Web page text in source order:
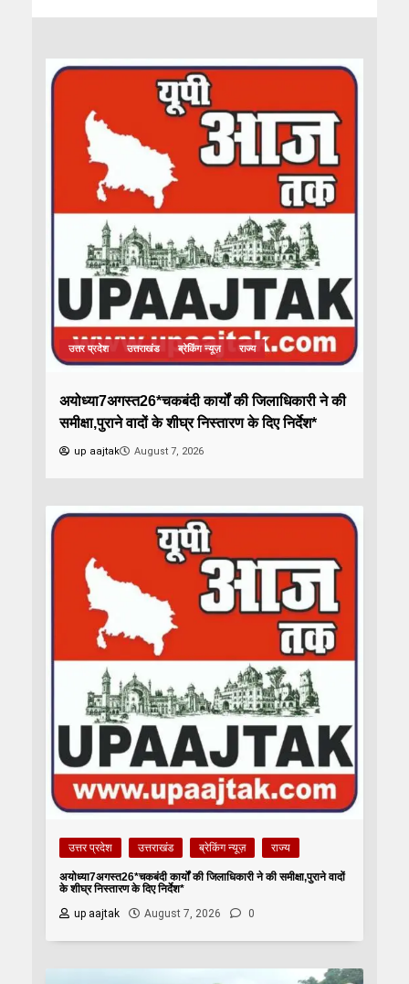
उत्तर प्रदेश उत्तराखंड ब्रेकिंग न्यूज़ राज्य
अयोध्या7अगस्त26*चकबंदी कार्यों की जिलाधिकारी ने की
समीक्षा,पुराने वादों के शीघ्र निस्तारण के दिए निर्देश*
up aajtak August 7, 2026
उत्तर प्रदेश उत्तराखंड ब्रेकिंग न्यूज़ राज्य
अयोध्या7अगस्त26*चकबंदी कार्यों की जिलाधिकारी ने की समीक्षा,पुराने वादों
के शीघ्र निस्तारण के दिए निर्देश*
up aajtak
August 7, 2026 0